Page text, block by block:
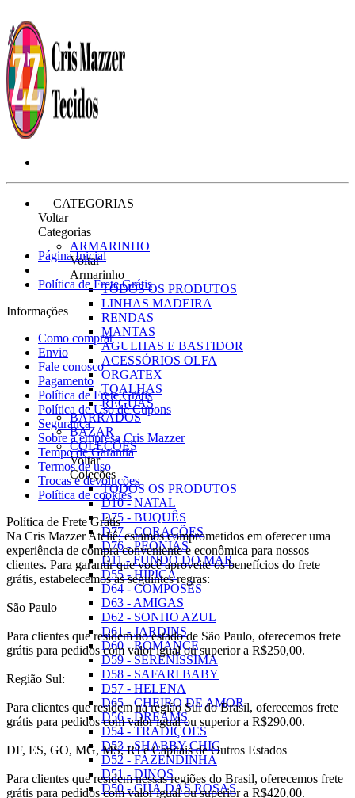
CATEGORIAS
Voltar
Categorias
ARMARINHO
Voltar
Armarinho
TODOS OS PRODUTOS
LINHAS MADEIRA
RENDAS
MANTAS
AGULHAS E BASTIDOR
ACESSÓRIOS OLFA
ORGATEX
TOALHAS
RÉGUAS
BARRADOS
BAZAR
COLEÇÕES
Voltar
Coleções
TODOS OS PRODUTOS
D10 - NATAL
D75 - BUQUÊS
D77 - CORAÇÕES
D76 - PEÔNIAS
D11 - FUNDO DO MAR
D55 - HÍPICA
D64 - COMPOSÊS
D63 - AMIGAS
D62 - SONHO AZUL
D61 - JARDINS
D60 - ROMANCE
D59 - SERENÍSSIMA
D58 - SAFARI BABY
D57 - HELENA
D65 - CHEIRO DE AMOR
D56 - DREAMS
D54 - TRADIÇÕES
D53 - SHABBY CHIC
D52 - FAZENDINHA
D51 - DINOS
D50 - CHÁ DAS ROSAS
Página Inicial
Política de Frete Grátis
Informações
Como comprar
Envio
Fale conosco
Pagamento
Política de Frete Grátis
Política de Uso de Cupons
Seguranca
Sobre a empresa Cris Mazzer
Tempo de Garantia
Termos de uso
Trocas e devoluções
Política de cookies
Política de Frete Grátis
Na Cris Mazzer Ateliê, estamos comprometidos em oferecer uma
experiência de compra conveniente e econômica para nossos
clientes. Para garantir que você aproveite os benefícios do frete
grátis, estabelecemos as seguintes regras:
São Paulo
Para clientes que residem no estado de São Paulo, oferecemos frete
grátis para pedidos com valor igual ou superior a R$250,00.
Região Sul:
Para clientes que residem na região Sul do Brasil, oferecemos frete
grátis para pedidos com valor igual ou superior a R$290,00.
DF, ES, GO, MG, MS, RJ e Capitais de Outros Estados
Para clientes que residem nessas regiões do Brasil, oferecemos frete
grátis para pedidos com valor igual ou superior a R$420,00.